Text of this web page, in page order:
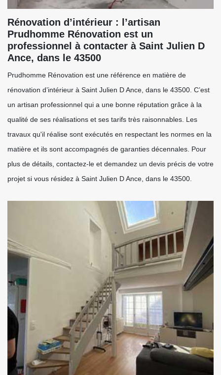
Rénovation d’intérieur : l’artisan
Prudhomme Rénovation est un
professionnel à contacter à Saint Julien D
Ance, dans le 43500
Prudhomme Rénovation est une référence en matière de
rénovation d’intérieur à Saint Julien D Ance, dans le 43500. C’est
un artisan professionnel qui a une bonne réputation grâce à la
qualité de ses réalisations et ses tarifs très raisonnables. Les
travaux qu'il réalise sont exécutés en respectant les normes en la
matière et ils sont accompagnés de garanties décennales. Pour
plus de détails, contactez-le et demandez un devis précis de votre
projet si vous résidez à Saint Julien D Ance, dans le 43500.